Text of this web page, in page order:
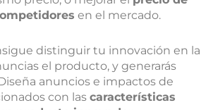
en el mercado.
distinguir tu innovación en la
el producto, y generarás
anuncios e impactos de
con lascaracterísticas